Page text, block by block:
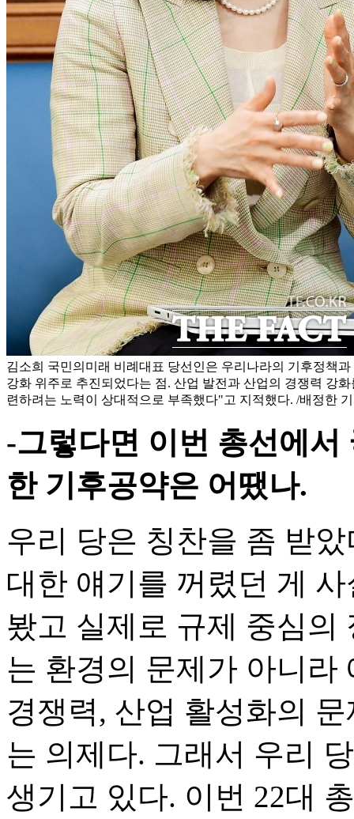
김소희 국민의미래 비례대표 당선인은 우리나라의 기후정책
강화 위주로 추진되었다는 점. 산업 발전과 산업의 경쟁력 강
련하려는 노력이 상대적으로 부족했다"고 지적했다. /배정한
-그렇다면 이번 총선에
한 기후공약은 어땠나.
우리 당은 칭찬을 좀 받
대한 얘기를 꺼렸던 게
봤고 실제로 규제 중심의
는 환경의 문제가 아니라
경쟁력, 산업 활성화의
는 의제다. 그래서 우리
생기고 있다. 이번 22대